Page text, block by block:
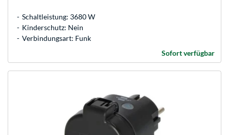
Schaltleistung: 3680 W
Kinderschutz: Nein
Verbindungsart: Funk
Sofort verfügbar